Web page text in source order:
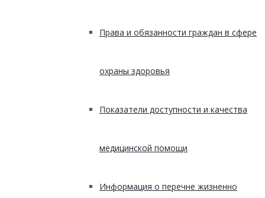
Права и обязанности граждан в сфере
охраны здоровья
Показатели доступности и качества
медицинской помощи
Информация о перечне жизненно